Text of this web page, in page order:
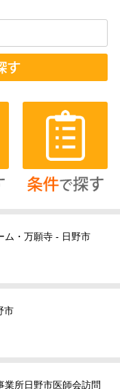
ム・万願寺 - 日野市
市
所日野市医師会訪問